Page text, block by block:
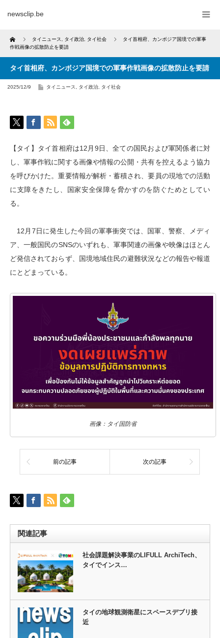
newsclip.be
Home タイニュース タイ政治 タイ社会
タイ首相府、カンボジア国境での軍事
作戦画像の拡散防止を要請
タイ首相府、カンボジア国境での軍事作戦画像の拡散防止を要請
2025/12/9 タイニュース タイ政治 タイ社会
【タイ】タイ首相府は12月9日、全ての国民および軍関係者に対
し、軍事作戦に関する画像や情報の公開・共有を控えるよう協力
を呼びかけた。重要情報が解析・蓄積され、要員の現地での活動
に支障をきたし、国家安全保障を脅かすのを防ぐためとしてい
る。
12月7日に発生した今回の軍事衝突では、国軍、警察、メディ
ア、一般国民のSNSのいずれも、軍事関連の画像や映像はほとん
ど発信されておらず、国境地域住民の避難状況などの報告や報道
にとどまっている。
画像：タイ国防省
前の記事 次の記事
関連記事
社会課題解決事業のLIFULL ArchiTech、
タイでインス…
タイの地球観測衛星にスペースデブリ接
近